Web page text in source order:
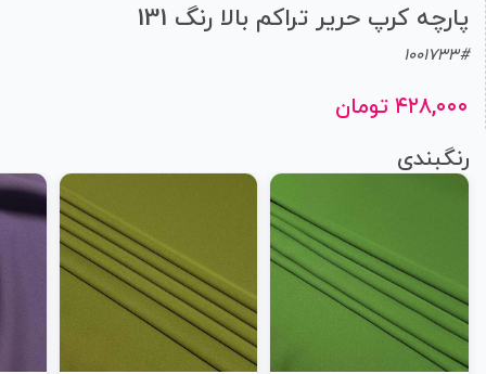
پارچه کرپ حریر تراکم بالا رنگ 131
1001733#
۴۲۸,۰۰۰ تومان
رنگبندی